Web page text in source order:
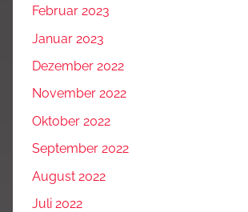
Februar 2023
Januar 2023
Dezember 2022
November 2022
Oktober 2022
September 2022
August 2022
Juli 2022